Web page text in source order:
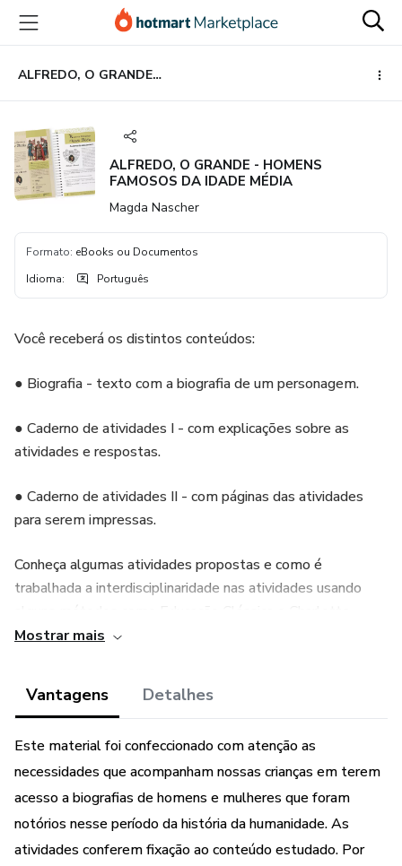
para
conteúdo
principal
para
pagamento
para
rodapé
ALFREDO, O GRANDE - HOMENS FAMOSOS DA IDADE MÉDIA
ALFREDO, O GRANDE - HOMENS
FAMOSOS DA IDADE MÉDIA
Magda Nascher
Formato: eBooks ou Documentos
Idioma: Português
Você receberá os distintos conteúdos:
● Biografia - texto com a biografia de um personagem.
● Caderno de atividades I - com explicações sobre as
atividades e respostas.
● Caderno de atividades II - com páginas das atividades
para serem impressas.
Conheça algumas atividades propostas e como é
trabalhada a interdisciplinaridade nas atividades usando
Mason.
> Série de exercícios de escrita - Desenvolvimento
cognitivo, trabalho de memória, vocabulário,
aperfeiçoamento da escrita.
> Perguntas para fixação - Estágio da Gramática na
Mostrar mais
Vantagens Detalhes
Este material foi confeccionado com atenção as
necessidades que acompanham nossas crianças em terem
acesso a biografias de homens e mulheres que foram
notórios nesse período da história da humanidade. As
atividades conferem fixação ao conteúdo estudado. Por